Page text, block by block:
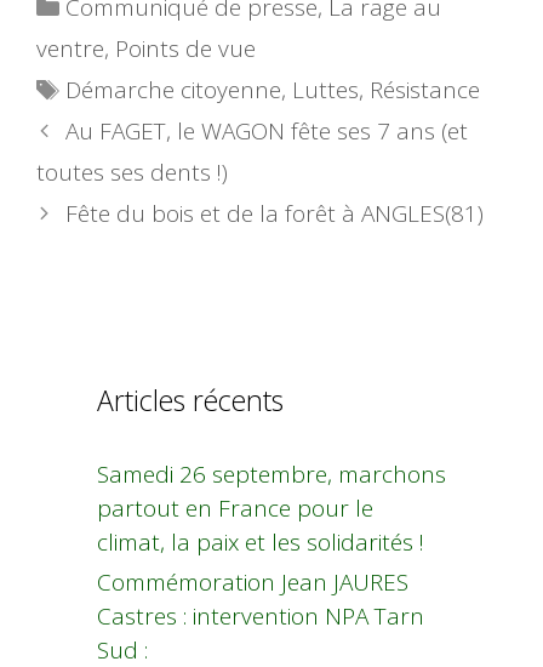
Communiqué de presse, La rage au
ventre, Points de vue
Étiquettes
Démarche citoyenne, Luttes, Résistance
Au FAGET, le WAGON fête ses 7 ans (et
toutes ses dents !)
Fête du bois et de la forêt à ANGLES(81)
Articles récents
Samedi 26 septembre, marchons
partout en France pour le
climat, la paix et les solidarités !
Commémoration Jean JAURES
Castres : intervention NPA Tarn
Sud :